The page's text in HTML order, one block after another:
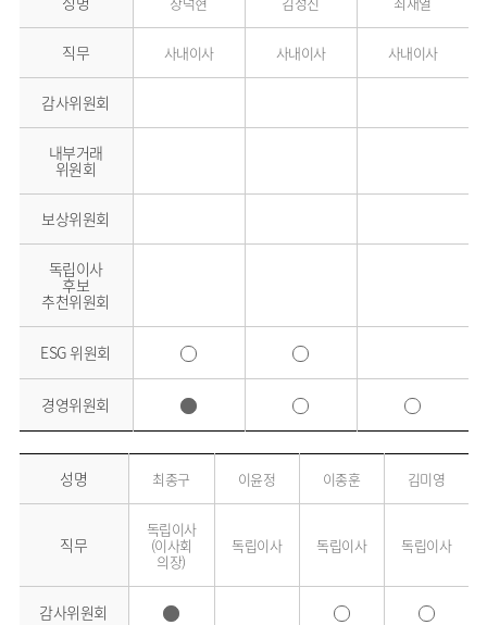
직무 사내이사 사내이사 사내이사
감사위원회
내부거래
위원회
보상위원회
독립이사
후보
추천위원회
ESG 위원회
경영위원회
성명 최종구 이윤정 이종훈 김미영
직무
독립이사
(이사회
의장)
독립이사 독립이사 독립이사
감사위원회